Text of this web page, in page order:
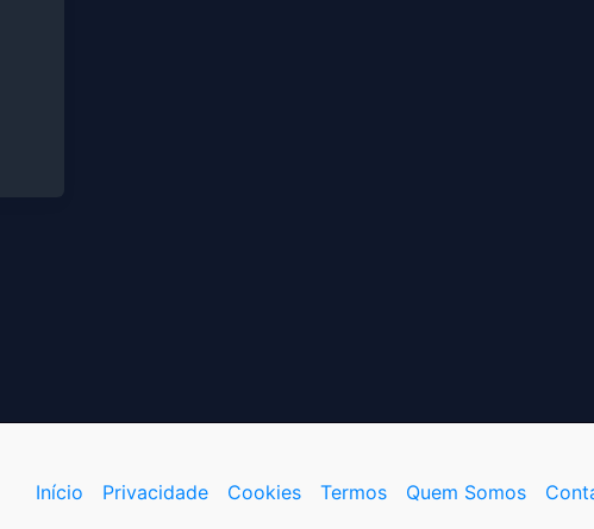
Início Privacidade Cookies Termos Quem Somos